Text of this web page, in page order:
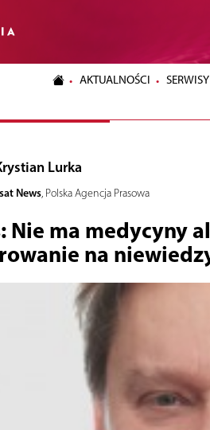
AKTUALNOŚCI SERWISY
Lurka
News, Polska Agencja Prasowa
Nie ma medycyny
na